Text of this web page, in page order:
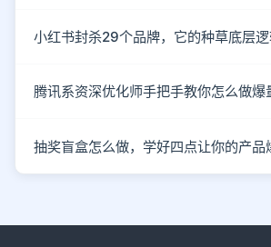
小红书封杀29个品牌，它的种草底层逻
腾讯系资深优化师手把手教你怎么做爆
抽奖盲盒怎么做，学好四点让你的产品